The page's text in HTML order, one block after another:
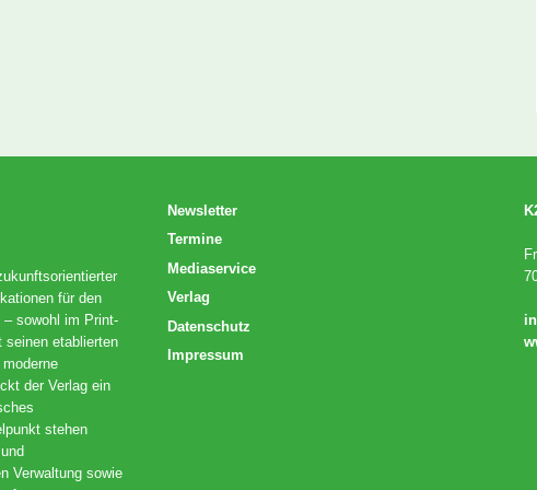
für den
sowohl im Print-
seinen etablierten
der Verlag ein
stehen
Verwaltung sowie
Newsletter
Termine
Mediaservice
Verlag
Datenschutz
Impressum